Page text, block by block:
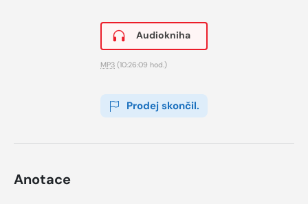
Audiokniha
MP3 (10:26:09 hod.)
Prodej skončil.
Anotace